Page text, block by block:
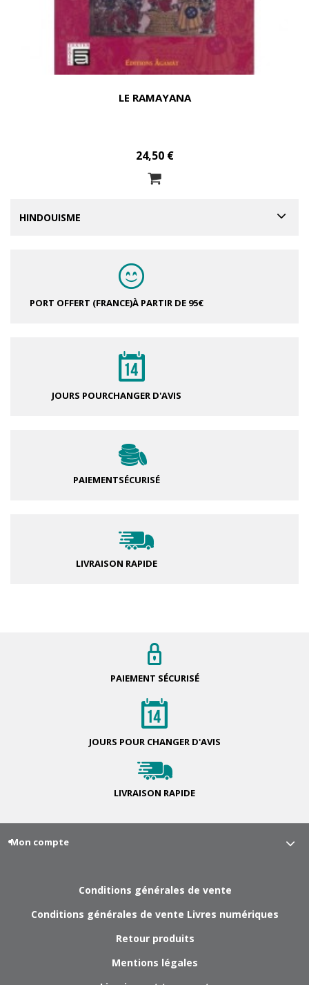
LE RAMAYANA
24,50 €
HINDOUISME
PORT OFFERT (FRANCE)À PARTIR DE 95€
JOURS POURCHANGER D'AVIS
PAIEMENTSÉCURISÉ
LIVRAISON RAPIDE
PAIEMENT SÉCURISÉ
JOURS POUR CHANGER D'AVIS
LIVRAISON RAPIDE
Mon compte
Conditions générales de vente
Conditions générales de vente Livres numériques
Retour produits
Mentions légales